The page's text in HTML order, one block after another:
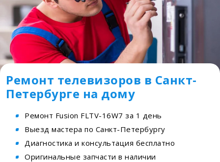
Ремонт телевизоров в Санкт-
Петербурге на дому
Ремонт Fusion FLTV-16W7 за 1 день
Выезд мастера по Санкт-Петербургу
Диагностика и консультация бесплатно
Оригинальные запчасти в наличии